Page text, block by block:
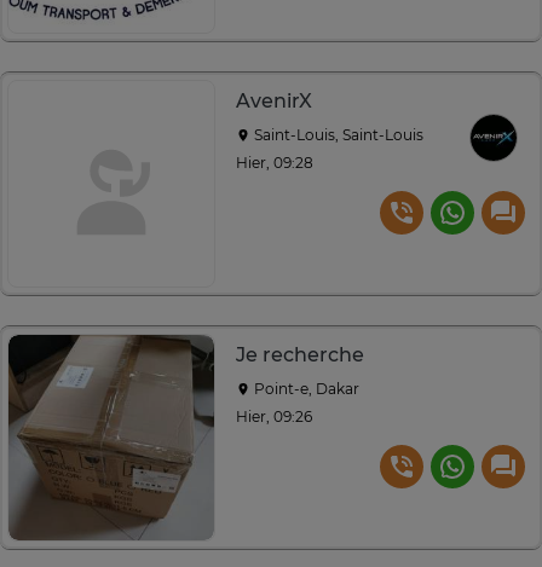
AvenirX
Saint-Louis, Saint-Louis
Hier, 09:28
Je recherche
Point-e, Dakar
Hier, 09:26